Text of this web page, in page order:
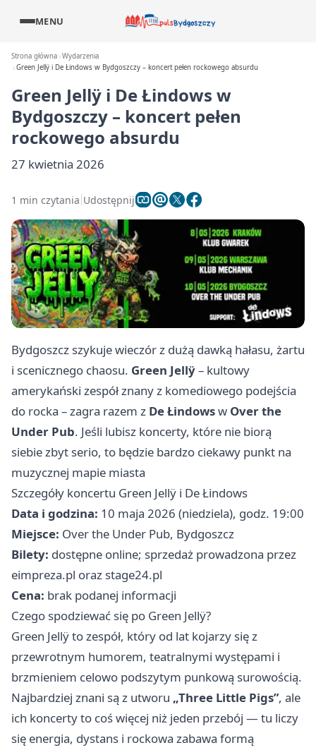
MENU
Strona główna Wydarzenia
Green Jellÿ i De Łindows w Bydgoszczy – koncert pełen rockowego absurdu
Green Jellÿ i De Łindows w
Bydgoszczy – koncert pełen
rockowego absurdu
27 kwietnia 2026
1 min czytania Udostępnij
Bydgoszcz szykuje wieczór z dużą dawką hałasu, żartu
i scenicznego chaosu. Green Jellÿ– kultowy
amerykański zespół znany z komediowego podejścia
do rocka – zagra razem z De Łindowsw Over the
Under Pub. Jeśli lubisz koncerty, które nie biorą
siebie zbyt serio, to będzie bardzo ciekawy punkt na
muzycznej mapie miasta
Szczegóły koncertu Green Jellÿ i De Łindows
Data i godzina: 10 maja 2026 (niedziela), godz. 19:00
Miejsce: Over the Under Pub, Bydgoszcz
Bilety: dostępne online; sprzedaż prowadzona przez
eimpreza.pl oraz stage24.pl
Cena: brak podanej informacji
Czego spodziewać się po Green Jellÿ?
Green Jellÿ to zespół, który od lat kojarzy się z
przewrotnym humorem, teatralnymi występami i
brzmieniem celowo podszytym punkową surowością.
Najbardziej znani są z utworu „Three Little Pigs”, ale
ich koncerty to coś więcej niż jeden przebój — tu liczy
się energia, dystans i rockowa zabawa formą